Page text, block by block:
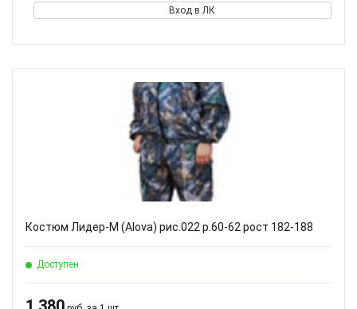
Вход в ЛК
Костюм Лидер-М (Alova) рис.022 р.60-62 рост 182-188
Доступен